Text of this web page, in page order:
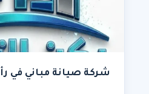
شركة صيانة مباني في